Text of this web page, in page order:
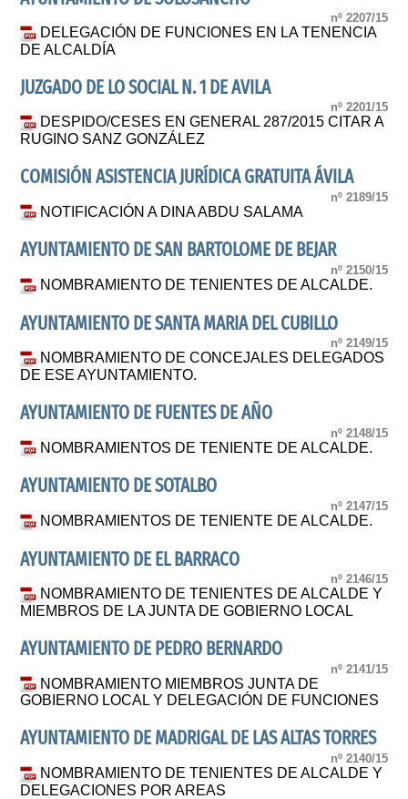
nº 2207/15
DELEGACIÓN DE FUNCIONES EN LA TENENCIA
DE ALCALDÍA
JUZGADO DE LO SOCIAL N. 1 DE AVILA
nº 2201/15
DESPIDO/CESES EN GENERAL 287/2015 CITAR A
RUGINO SANZ GONZÁLEZ
COMISIÓN ASISTENCIA JURÍDICA GRATUITA ÁVILA
nº 2189/15
NOTIFICACIÓN A DINA ABDU SALAMA
AYUNTAMIENTO DE SAN BARTOLOME DE BEJAR
nº 2150/15
NOMBRAMIENTO DE TENIENTES DE ALCALDE.
AYUNTAMIENTO DE SANTA MARIA DEL CUBILLO
nº 2149/15
NOMBRAMIENTO DE CONCEJALES DELEGADOS
DE ESE AYUNTAMIENTO.
AYUNTAMIENTO DE FUENTES DE AÑO
nº 2148/15
NOMBRAMIENTOS DE TENIENTE DE ALCALDE.
AYUNTAMIENTO DE SOTALBO
nº 2147/15
NOMBRAMIENTOS DE TENIENTE DE ALCALDE.
AYUNTAMIENTO DE EL BARRACO
nº 2146/15
NOMBRAMIENTO DE TENIENTES DE ALCALDE Y
MIEMBROS DE LA JUNTA DE GOBIERNO LOCAL
AYUNTAMIENTO DE PEDRO BERNARDO
nº 2141/15
NOMBRAMIENTO MIEMBROS JUNTA DE
GOBIERNO LOCAL Y DELEGACIÓN DE FUNCIONES
AYUNTAMIENTO DE MADRIGAL DE LAS ALTAS TORRES
nº 2140/15
NOMBRAMIENTO DE TENIENTES DE ALCALDE Y
DELEGACIONES POR AREAS